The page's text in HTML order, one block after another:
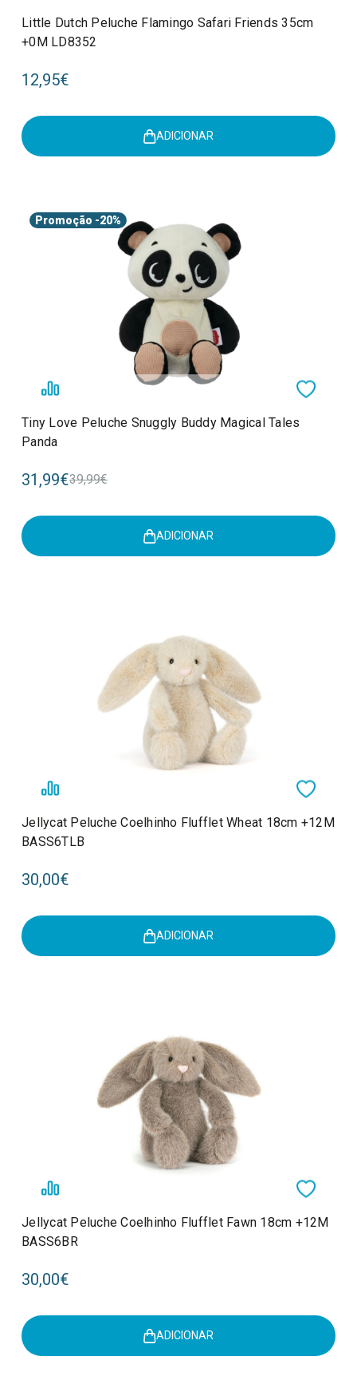
Little Dutch Peluche Flamingo Safari Friends 35cm
+0M LD8352
12,95€
ADICIONAR
Promoção -20%
Tiny Love Peluche Snuggly Buddy Magical Tales
Panda
31,99€39,99€
ADICIONAR
Jellycat Peluche Coelhinho Flufflet Wheat 18cm +12M
BASS6TLB
30,00€
ADICIONAR
Jellycat Peluche Coelhinho Flufflet Fawn 18cm +12M
BASS6BR
30,00€
ADICIONAR